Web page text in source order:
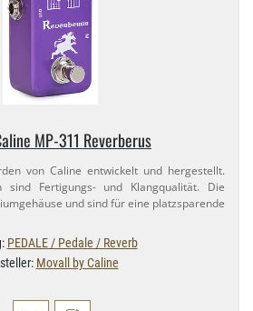
MP-​311 Reverberus
von Caline entwickelt und hergestellt.
sind Fertigungs- und Klangqualität. Die
und sind für eine platzsparende
PEDALE / Pedale / Reverb
Movall by Caline